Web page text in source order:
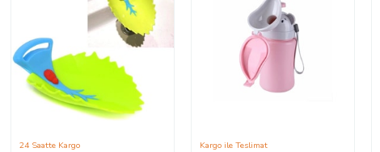
24 Saatte Kargo Kargo ile Teslimat